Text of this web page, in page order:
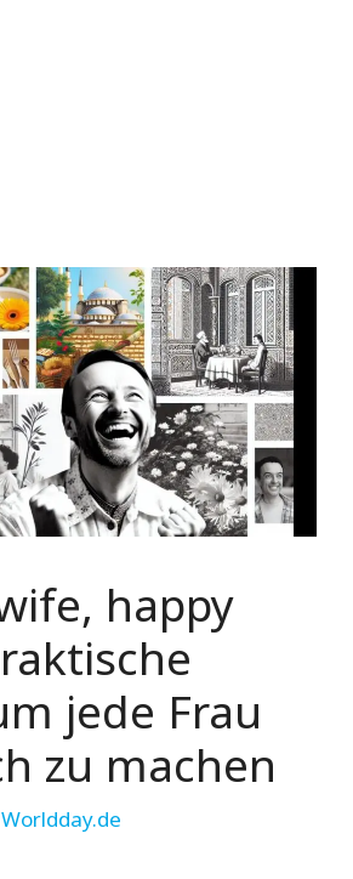
happy
jede Frau
zu machen
Worldday.de